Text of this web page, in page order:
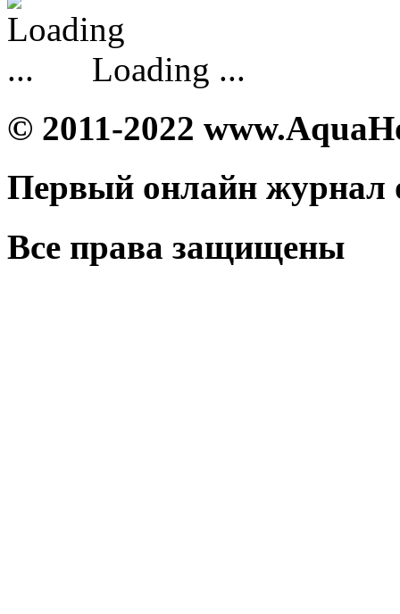
Loading ...
© 2011-2022
Первый онлайн журнал
Все права защищены